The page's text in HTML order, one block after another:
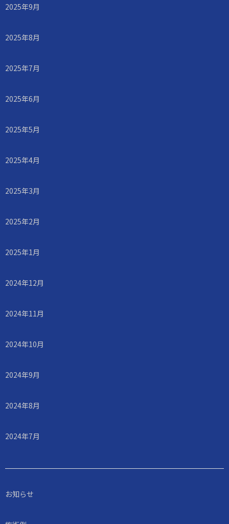
2025年9月
2025年8月
2025年7月
2025年6月
2025年5月
2025年4月
2025年3月
2025年2月
2025年1月
2024年12月
2024年11月
2024年10月
2024年9月
2024年8月
2024年7月
お知らせ